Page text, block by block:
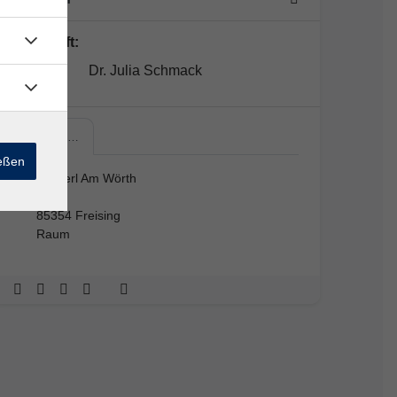
Lehrkraft:
Dr. Julia Schmack
Platzerl…
Platzerl Am Wörth
85354 Freising
Raum